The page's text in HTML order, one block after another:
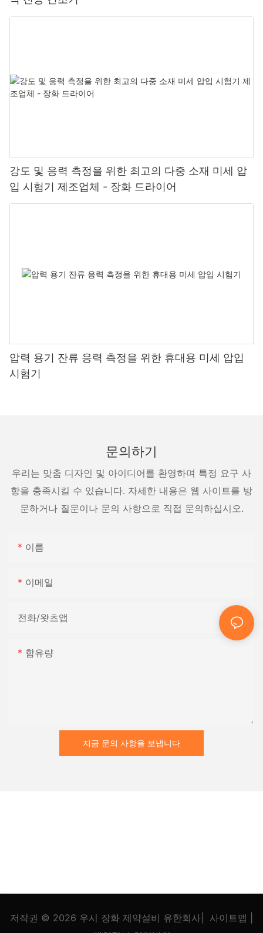
강도 및 응력 측정을 위한 최고의 다중 소재 미세 압
입 시험기 제조업체 - 장화 드라이어
압력 용기 잔류 응력 측정을 위한 휴대용 미세 압입
시험기
문의하기
우리는 맞춤 디자인 및 아이디어를 환영하며 특정 요구 사
항을 충족시킬 수 있습니다. 자세한 내용은 웹 사이트를 방
문하거나 질문이나 문의 사항으로 직접 문의하십시오.
이름
이메일
전화/왓츠앱
함유량
지금 문의 사항을 보냅니다
저작권 © 2026 우시 장화 제약설비 유한회사 사이트맵